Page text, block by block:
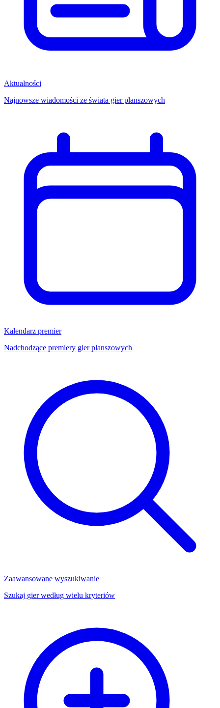
Aktualności
Najnowsze wiadomości ze świata gier planszowych
Kalendarz premier
Nadchodzące premiery gier planszowych
Zaawansowane wyszukiwanie
Szukaj gier według wielu kryteriów